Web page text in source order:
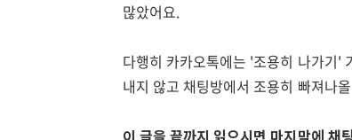
많았어요.
다행히 카카오톡에는 '조용히 나가기'
내지 않고 채팅방에서 조용히 빠져나
이 글을 끝까지 읽으시면 마지막에 채